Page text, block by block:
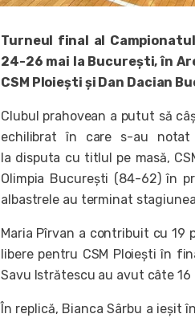
Turneul final al
24-26 mai la București, în
CSM Ploiești și Dan Dacian
Clubul prahovean a putut să
echilibrat în care s-au
la disputa cu titlul pe masă,
Olimpia București (84-62) în
albastrele au terminat
Maria Pîrvan a contribuit cu 19
libere pentru CSM Ploiești în
Savu Istrătescu au avut câte 16
În replică, Bianca Sârbu a ieșit